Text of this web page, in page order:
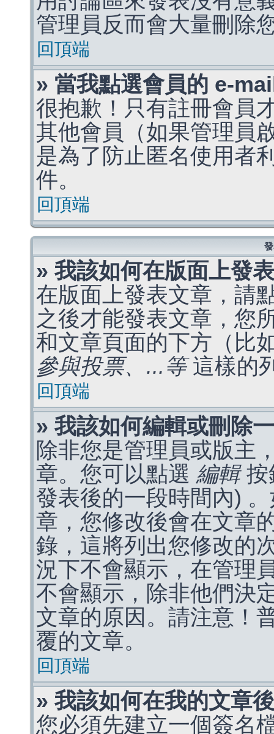
管理員反而會大量刪除
回頂端
» 當我點選會員的 e-
很抱歉！只有註冊會員
其他會員（如果管理員
是為了防止匿名使用者
件。
回頂端
» 我該如何在版面上發
在版面上發表文章，請
之後才能發表文章，您
和文章頁面的下方（比
參與投票、...等這樣的
回頂端
» 我該如何編輯或刪除
除非您是管理員或版主
章。您可以點選 編輯按
發表後的一段時間內)
章，您修改後會在文章
錄，這將列出您修改的
況下不會顯示，在管理
不會顯示，除非他們決
文章的原因。請注意！
覆的文章。
回頂端
» 我該如何在我的文章
您必須先建立一個簽名